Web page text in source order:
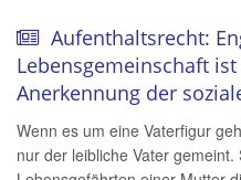
Aufenthaltsrecht:
Lebensgemeinschaft
Anerkennung der
Wenn es um eine Vaterfigur
nur der leibliche Vater